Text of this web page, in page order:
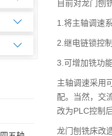
目前对龙门刨
1.将主轴调速
2.继电链锁控
3.可增加铣功
主轴调速采用
配。当然，交
改为PLC控制
龙门刨铣床改